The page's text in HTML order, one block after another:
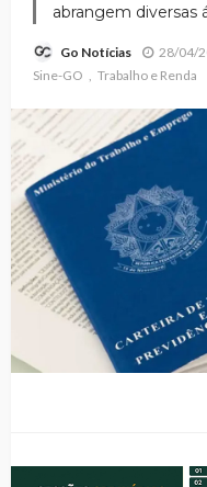
abrangem diversas
Go Notícias 28/04/
Sine-GO
Trabalho e Renda